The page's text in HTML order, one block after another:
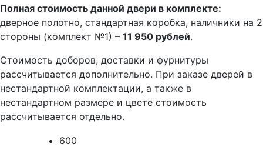
Полная стоимость данной двери в комплекте:
дверное полотно, стандартная коробка, наличники на 2
стороны (комплект №1) – 11 950 рублей.
Стоимость доборов, доставки и фурнитуры
рассчитывается дополнительно. При заказе дверей в
нестандартной комплектации, а также в
нестандартном размере и цвете стоимость
рассчитывается отдельно.
600